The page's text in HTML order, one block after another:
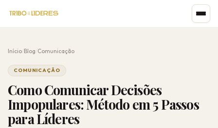
Início /Blog /Comunicação
COMUNICAÇÃO
Como Comunicar Decisões
Impopulares: Método em 5 Passos
para Líderes